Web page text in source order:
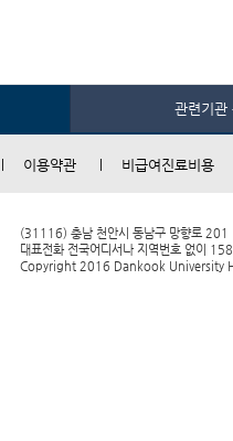
관련기관
이용약관 비급여진료비용
(31116) 충남 천안시 동남구 망향로 201
대표전화 전국어디서나 지역번호 없이
Copyright 2016 Dankook University